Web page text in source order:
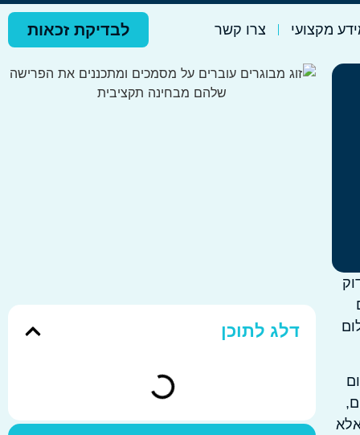
מקצועי צרו קשר לבדיקת זכאות
דלג לתוכן